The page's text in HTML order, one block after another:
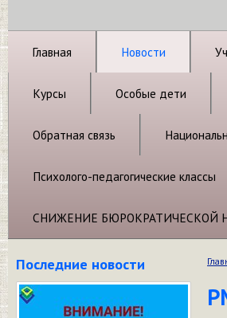
Главная Новости
Курсы Особые дети
Обратная связь
Психолого-педагогические классы
СНИЖЕНИЕ БЮРОКРАТИЧЕСКОЙ
Последние новости